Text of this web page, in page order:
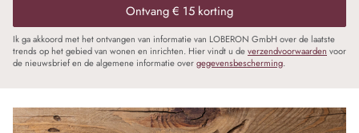
Ontvang € 15 korting
Ik ga akkoord met het ontvangen van informatie van LOBERON GmbH over de laatste
trends op het gebied van wonen en inrichten. Hier vindt u deverzendvoorwaarden voor
de nieuwsbrief en de algemene informatie overgegevensbescherming.